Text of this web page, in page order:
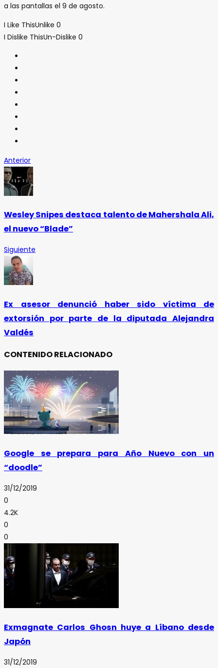
a las pantallas el 9 de agosto.
I Like ThisUnlike 0
I Dislike ThisUn-Dislike 0
Anterior
Wesley Snipes destaca talento de Mahershala Ali,
el nuevo “Blade”
Siguiente
Ex asesor denunció haber sido víctima de
extorsión por parte de la diputada Alejandra
Valdés
CONTENIDO RELACIONADO
Google se prepara para Año Nuevo con un
“doodle”
31/12/2019
0
4.2K
0
0
Exmagnate Carlos Ghosn huye a Líbano desde
Japón
31/12/2019